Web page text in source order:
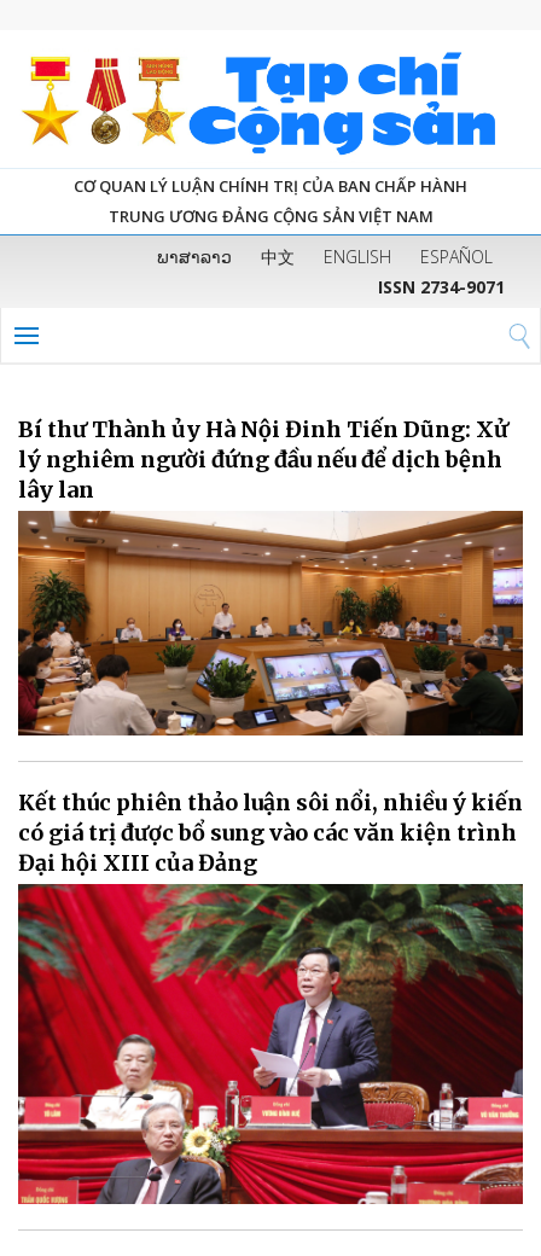
CƠ QUAN LÝ LUẬN CHÍNH TRỊ CỦA BAN CHẤP HÀNH
TRUNG ƯƠNG ĐẢNG CỘNG SẢN VIỆT NAM
ພາສາລາວ 中文 ENGLISH
ESPAÑOL
ISSN 2734-9071
Bí thư Thành ủy Hà Nội Đinh Tiến Dũng: Xử
lý nghiêm người đứng đầu nếu để dịch bệnh
lây lan
Kết thúc phiên thảo luận sôi nổi, nhiều ý kiến
có giá trị được bổ sung vào các văn kiện trình
Đại hội XIII của Đảng